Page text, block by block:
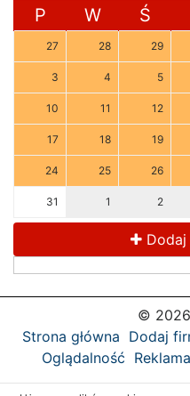
P W Ś
27 28 29
3 4 5
10 11 12
17 18 19
24 25 26
31 1 2
Dodaj
©
Strona główna Dodaj
Oglądalność Reklama